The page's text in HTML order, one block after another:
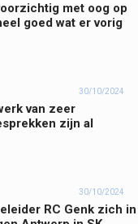
met oog op
goed wat er vorig
30/10/2024
van zeer
zijn al
30/10/2024
RC Genk zich in